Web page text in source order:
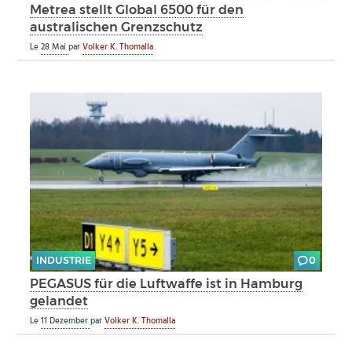
Metrea stellt Global 6500 für den
australischen Grenzschutz
Le28 MaiparVolker K. Thomalla
INDUSTRIE 0
PEGASUS für die Luftwaffe ist in Hamburg
gelandet
Le11 DezemberparVolker K. Thomalla